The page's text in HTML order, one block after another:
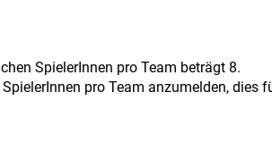
SpielerInnen pro Team beträgt 8.
pro Team anzumelden, dies